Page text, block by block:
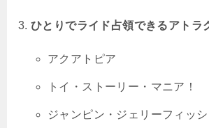
ひとりでライド占領できるアトラ
アクアトピア
トイ・ストーリー・マニア！
ジャンピン・ジェリーフィッシ